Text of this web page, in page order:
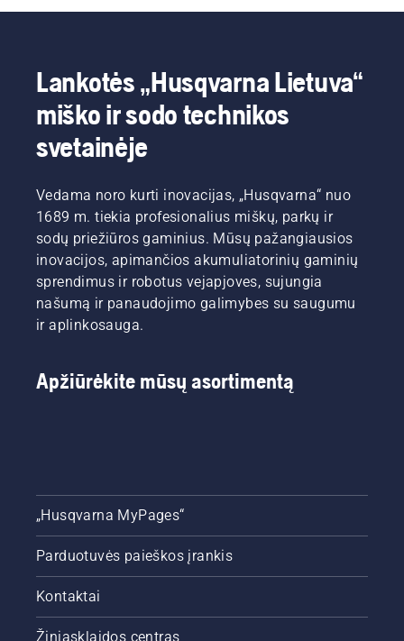
Lankotės „Husqvarna Lietuva“
miško ir sodo technikos
svetainėje
Vedama noro kurti inovacijas, „Husqvarna“ nuo
1689 m. tiekia profesionalius miškų, parkų ir
sodų priežiūros gaminius. Mūsų pažangiausios
inovacijos, apimančios akumuliatorinių gaminių
sprendimus ir robotus vejapjoves, sujungia
našumą ir panaudojimo galimybes su saugumu
ir aplinkosauga.
Apžiūrėkite mūsų asortimentą
„Husqvarna MyPages“
Parduotuvės paieškos įrankis
Kontaktai
Žiniasklaidos centras